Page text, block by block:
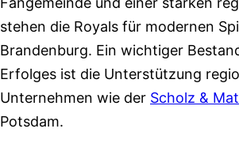
stehen die Royals für modernen
Brandenburg. Ein wichtiger
Erfolges ist die Unterstützung
Unternehmen wie der Scholz &
Potsdam.